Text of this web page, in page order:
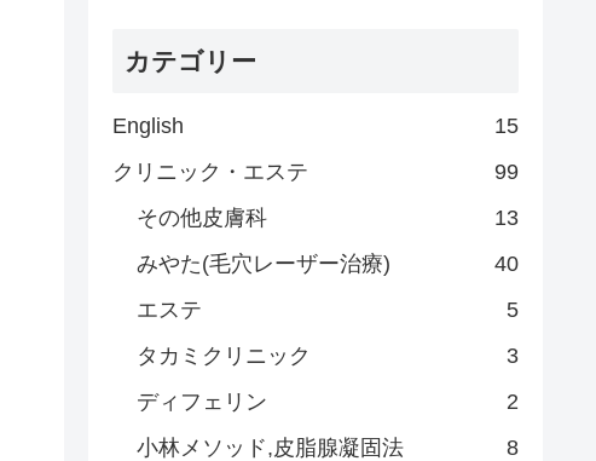
カテゴリー
English
15
クリニック・エステ
99
その他皮膚科
13
みやた(毛穴レーザー治療)
40
エステ
5
タカミクリニック
3
ディフェリン
2
小林メソッド,皮脂腺凝固法
8